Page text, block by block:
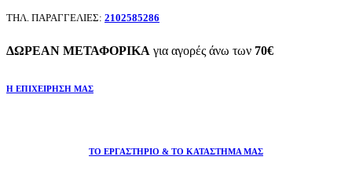
ΤΗΛ. ΠΑΡΑΓΓΕΛΙΕΣ: 2102585286
ΔΩΡΕΑΝ ΜΕΤΑΦΟΡΙΚΑ για αγορές άνω των 70€
Η ΕΠΙΧΕΙΡΗΣΗ ΜΑΣ
ΤΟ ΕΡΓΑΣΤΗΡΙΟ & ΤΟ ΚΑΤΑΣΤΗΜΑ ΜΑΣ